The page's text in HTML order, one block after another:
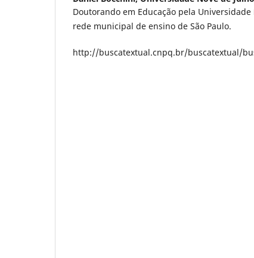
Doutorando em Educação pela
rede municipal de ensino de São Paulo.
http://buscatextual.cnpq.br/buscatextual/